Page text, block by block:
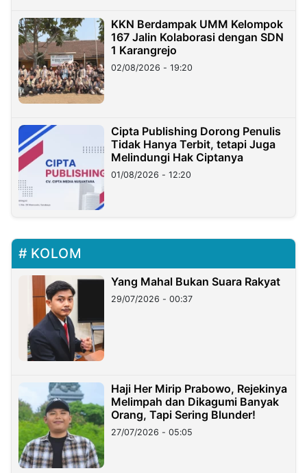
KKN Berdampak UMM Kelompok
167 Jalin Kolaborasi dengan SDN
1 Karangrejo
02/08/2026 - 19:20
Cipta Publishing Dorong Penulis
Tidak Hanya Terbit, tetapi Juga
Melindungi Hak Ciptanya
01/08/2026 - 12:20
KOLOM
Yang Mahal Bukan Suara Rakyat
29/07/2026 - 00:37
Haji Her Mirip Prabowo, Rejekinya
Melimpah dan Dikagumi Banyak
Orang, Tapi Sering Blunder!
27/07/2026 - 05:05